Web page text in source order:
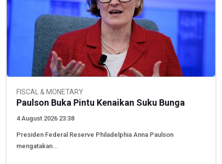
FISCAL & MONETARY
Paulson Buka Pintu Kenaikan Suku Bunga
4 August 2026 23:38
Presiden Federal Reserve Philadelphia Anna Paulson
mengatakan...